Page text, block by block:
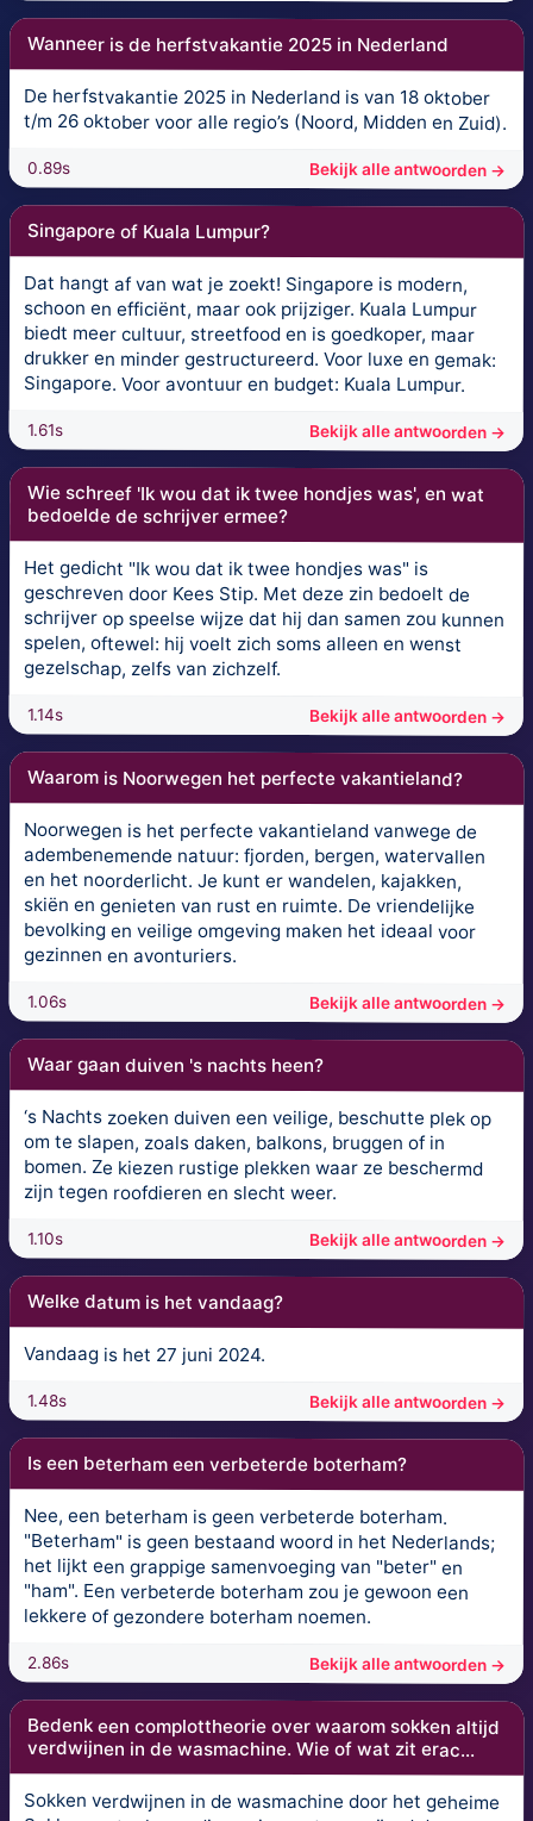
Wanneer is de herfstvakantie 2025 in Nederland
De herfstvakantie 2025 in Nederland is van 18 oktober
t/m 26 oktober voor alle regio’s (Noord, Midden en Zuid).
0.89s Bekijk alle antwoorden →
Singapore of Kuala Lumpur?
Dat hangt af van wat je zoekt! Singapore is modern,
schoon en efficiënt, maar ook prijziger. Kuala Lumpur
biedt meer cultuur, streetfood en is goedkoper, maar
drukker en minder gestructureerd. Voor luxe en gemak:
Singapore. Voor avontuur en budget: Kuala Lumpur.
1.61s Bekijk alle antwoorden →
Wie schreef 'Ik wou dat ik twee hondjes was', en wat
bedoelde de schrijver ermee?
Het gedicht "Ik wou dat ik twee hondjes was" is
geschreven door Kees Stip. Met deze zin bedoelt de
schrijver op speelse wijze dat hij dan samen zou kunnen
spelen, oftewel: hij voelt zich soms alleen en wenst
gezelschap, zelfs van zichzelf.
1.14s Bekijk alle antwoorden →
Waarom is Noorwegen het perfecte vakantieland?
Noorwegen is het perfecte vakantieland vanwege de
adembenemende natuur: fjorden, bergen, watervallen
en het noorderlicht. Je kunt er wandelen, kajakken,
skiën en genieten van rust en ruimte. De vriendelijke
bevolking en veilige omgeving maken het ideaal voor
gezinnen en avonturiers.
1.06s Bekijk alle antwoorden →
Waar gaan duiven 's nachts heen?
‘s Nachts zoeken duiven een veilige, beschutte plek op
om te slapen, zoals daken, balkons, bruggen of in
bomen. Ze kiezen rustige plekken waar ze beschermd
zijn tegen roofdieren en slecht weer.
1.10s Bekijk alle antwoorden →
Welke datum is het vandaag?
Vandaag is het 27 juni 2024.
1.48s Bekijk alle antwoorden →
Is een beterham een verbeterde boterham?
Nee, een beterham is geen verbeterde boterham.
"Beterham" is geen bestaand woord in het Nederlands;
het lijkt een grappige samenvoeging van "beter" en
"ham". Een verbeterde boterham zou je gewoon een
lekkere of gezondere boterham noemen.
2.86s Bekijk alle antwoorden →
Bedenk een complottheorie over waarom sokken altijd
verdwijnen in de wasmachine. Wie of wat zit erac...
Sokken verdwijnen in de wasmachine door het geheime